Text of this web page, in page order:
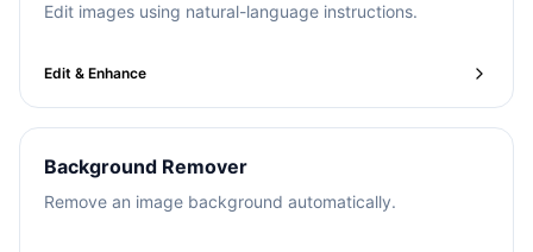
Edit images using natural-language instructions.
Edit & Enhance
Background Remover
Remove an image background automatically.